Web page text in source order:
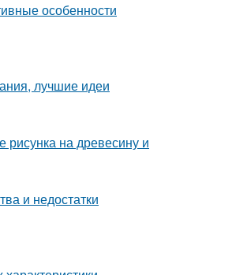
особенности
лучшие идеи
рисунка на древесину и
и недостатки